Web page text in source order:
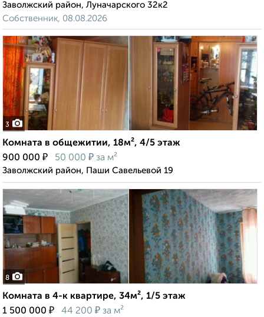
Заволжский район, Луначарского 32к2
Собственник, 08.08.2026
3
Комната в общежитии, 18м², 4/5 этаж
900 000 ₽ 50 000 ₽ за м²
Заволжский район, Паши Савельевой 19
8
Комната в 4-к квартире, 34м², 1/5 этаж
1 500 000 ₽ 44 200 ₽ за м²